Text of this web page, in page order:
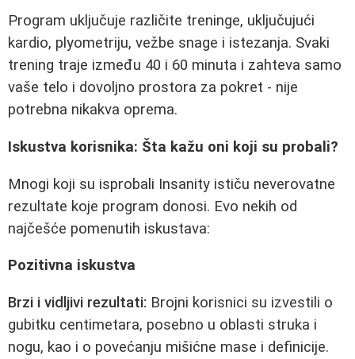
Program uključuje različite treninge, uključujući
kardio, plyometriju, vežbe snage i istezanja. Svaki
trening traje između 40 i 60 minuta i zahteva samo
vaše telo i dovoljno prostora za pokret - nije
potrebna nikakva oprema.
Iskustva korisnika: Šta kažu oni koji su probali?
Mnogi koji su isprobali Insanity ističu neverovatne
rezultate koje program donosi. Evo nekih od
najčešće pomenutih iskustava:
Pozitivna iskustva
Brzi i vidljivi rezultati: Brojni korisnici su izvestili o
gubitku centimetara, posebno u oblasti struka i
nogu, kao i o povećanju mišićne mase i definicije.